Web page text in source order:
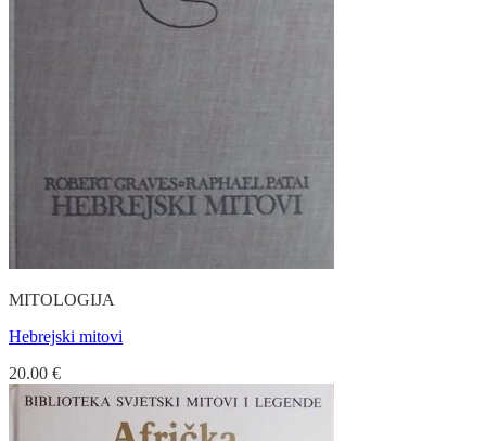
MITOLOGIJA
Hebrejski mitovi
20.00 €